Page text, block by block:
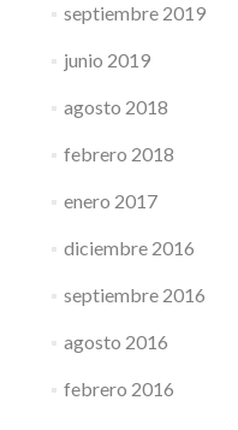
septiembre 2019
junio 2019
agosto 2018
febrero 2018
enero 2017
diciembre 2016
septiembre 2016
agosto 2016
febrero 2016